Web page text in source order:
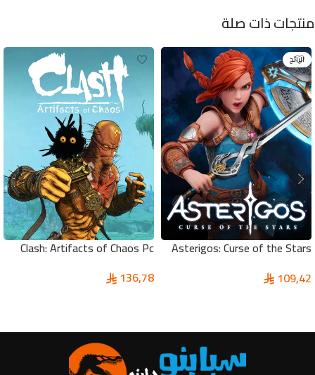
منتجات ذات صلة
الرائج
Asterigos: Curse of the Stars
109,42
Clash: Artifacts of Chaos Pc
136,78